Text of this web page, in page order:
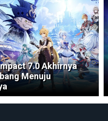
7.0 Akhirnya
Menuju